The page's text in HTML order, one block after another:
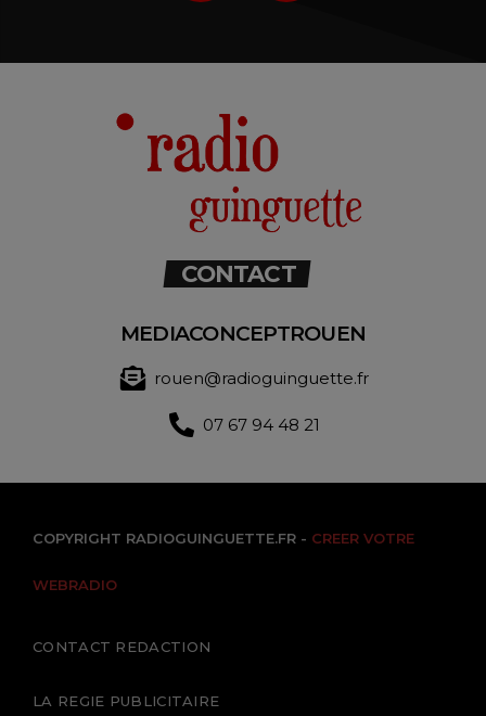
CONTACT
MEDIACONCEPTROUEN
rouen@radioguinguette.fr
07 67 94 48 21
COPYRIGHT RADIOGUINGUETTE.FR - CREER VOTRE
WEBRADIO
CONTACT REDACTION
LA REGIE PUBLICITAIRE